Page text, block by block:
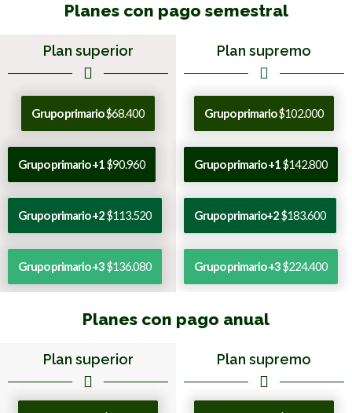
Planes con pago semestral
Plan superior
Grupo primario$68.400
Grupo primario +1$90.960
Grupo primario +2$113.520
Grupo primario +3$136.080
Plan supremo
Grupo primario$102.000
Grupo primario +1$142.800
Grupo primario+2$183.600
Grupo primario +3$224.400
Planes con pago anual
Plan superior Plan supremo